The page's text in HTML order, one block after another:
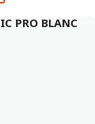
PRO BLANC